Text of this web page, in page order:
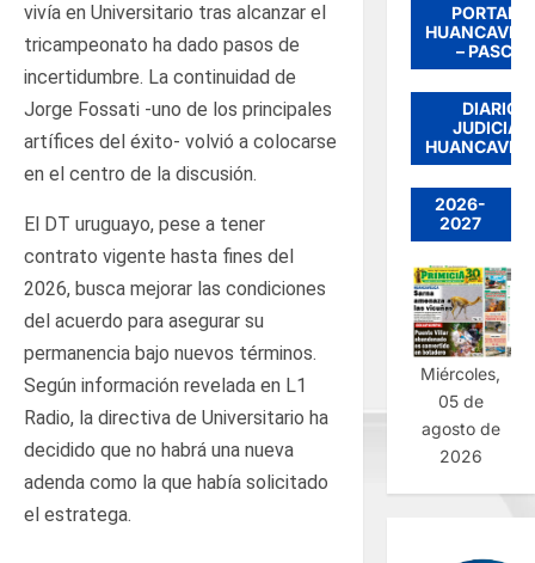
vivía en Universitario tras alcanzar el
tricampeonato ha dado pasos de
incertidumbre. La continuidad de
Jorge Fossati -uno de los principales
artífices del éxito- volvió a colocarse
en el centro de la discusión.
El DT uruguayo, pese a tener
contrato vigente hasta fines del
2026, busca mejorar las condiciones
del acuerdo para asegurar su
permanencia bajo nuevos términos.
Según información revelada en L1
Radio, la directiva de Universitario ha
decidido que no habrá una nueva
adenda como la que había solicitado
el estratega.
PORTADA
– PASCO
DIARIO
JUDICIAL
2026-
2027
Miércoles,
05 de
agosto de
2026